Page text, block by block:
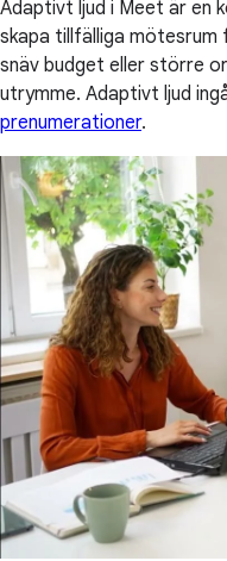
Adaptivt ljud i Meet är en
skapa tillfälliga mötesrum
snäv budget eller större
utrymme. Adaptivt ljud
prenumerationer.